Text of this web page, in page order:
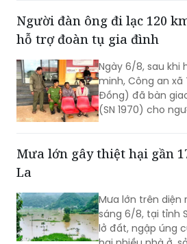
Ngày 6/8, sau khi
minh, Công an xã
Đồng) đã bàn
(SN 1970) cho
Mưa lớn gây thiệt hại gần
Mưa lớn trên
lở đất, ngập úng
hại nhiều nhà ở,
và hạ tầng giao
đời sống của